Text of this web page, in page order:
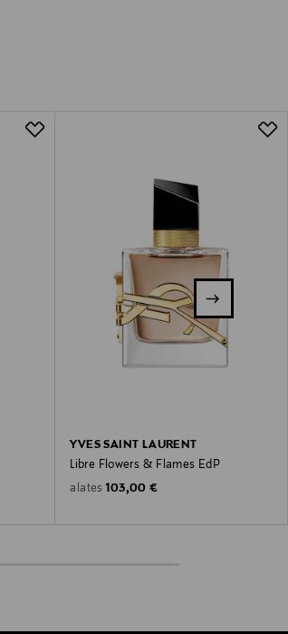
YVES SAINT LAURENT
Libre Flowers & Flames EdP
alates Original Price
103,00 €